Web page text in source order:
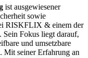
ist ausgewiesener
sowie
RISKFLIX & einem der
Fokus liegt darauf,
und umsetzbare
Mit seiner Erfahrung an